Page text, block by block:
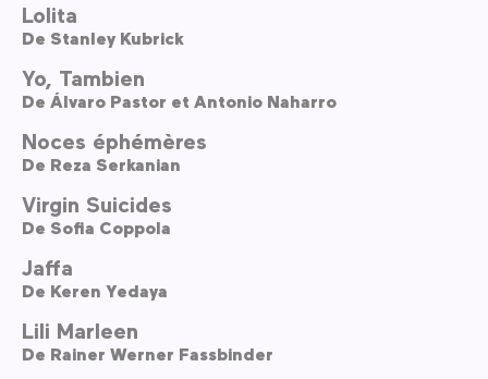
Lolita
De Stanley Kubrick
Yo, Tambien
De Álvaro Pastor et Antonio Naharro
Noces éphémères
De Reza Serkanian
Virgin Suicides
De Sofia Coppola
Jaffa
De Keren Yedaya
Lili Marleen
De Rainer Werner Fassbinder